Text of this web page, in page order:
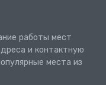
работы мест
и контактную
места из